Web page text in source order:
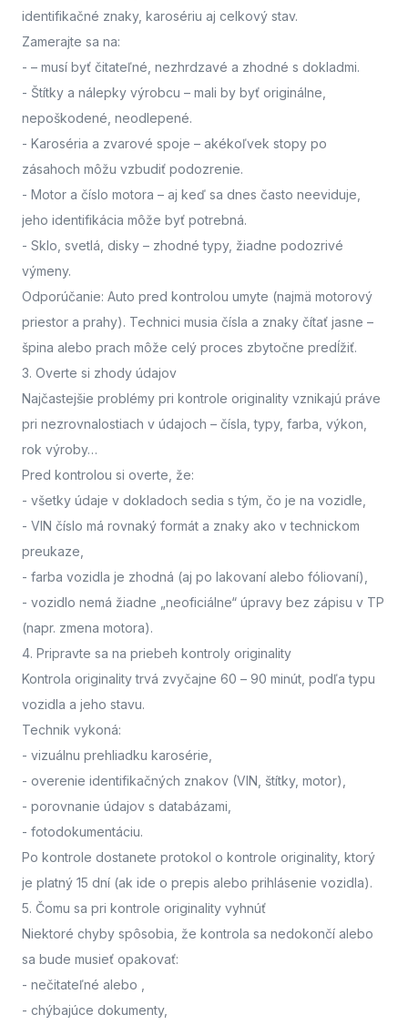
identifikačné znaky, karosériu aj celkový stav.
Zamerajte sa na:
- – musí byť čitateľné, nezhrdzavé a zhodné s dokladmi.
- Štítky a nálepky výrobcu – mali by byť originálne,
nepoškodené, neodlepené.
- Karoséria a zvarové spoje – akékoľvek stopy po
zásahoch môžu vzbudiť podozrenie.
- Motor a číslo motora – aj keď sa dnes často neeviduje,
jeho identifikácia môže byť potrebná.
- Sklo, svetlá, disky – zhodné typy, žiadne podozrivé
výmeny.
Odporúčanie: Auto pred kontrolou umyte (najmä motorový
priestor a prahy). Technici musia čísla a znaky čítať jasne –
špina alebo prach môže celý proces zbytočne predĺžiť.
3. Overte si zhody údajov
Najčastejšie problémy pri kontrole originality vznikajú práve
pri nezrovnalostiach v údajoch – čísla, typy, farba, výkon,
rok výroby…
Pred kontrolou si overte, že:
- všetky údaje v dokladoch sedia s tým, čo je na vozidle,
- VIN číslo má rovnaký formát a znaky ako v technickom
preukaze,
- farba vozidla je zhodná (aj po lakovaní alebo fóliovaní),
- vozidlo nemá žiadne „neoficiálne“ úpravy bez zápisu v TP
(napr. zmena motora).
4. Pripravte sa na priebeh kontroly originality
Kontrola originality trvá zvyčajne 60 – 90 minút , podľa typu
vozidla a jeho stavu.
Technik vykoná:
- vizuálnu prehliadku karosérie,
- overenie identifikačných znakov (VIN, štítky, motor),
- porovnanie údajov s databázami,
- fotodokumentáciu.
Po kontrole dostanete protokol o kontrole originality, ktorý
je platný 15 dní (ak ide o prepis alebo prihlásenie vozidla).
5. Čomu sa pri kontrole originality vyhnúť
Niektoré chyby spôsobia, že kontrola sa nedokončí alebo
sa bude musieť opakovať:
- nečitateľné alebo
- chýbajúce dokumenty,